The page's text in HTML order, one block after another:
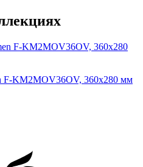
F-KM2MOV36OV, 360x280 мм